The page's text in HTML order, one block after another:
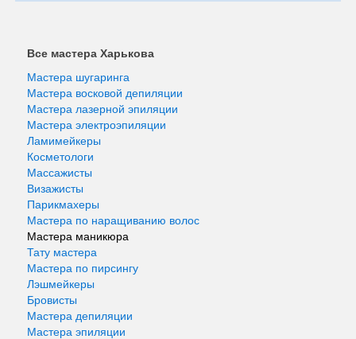
Все мастера Харькова
Мастера шугаринга
Мастера восковой депиляции
Мастера лазерной эпиляции
Мастера электроэпиляции
Ламимейкеры
Косметологи
Массажисты
Визажисты
Парикмахеры
Мастера по наращиванию волос
Мастера маникюра
Тату мастера
Мастера по пирсингу
Лэшмейкеры
Бровисты
Мастера депиляции
Мастера эпиляции